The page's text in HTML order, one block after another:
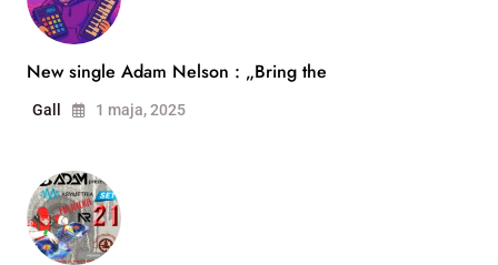
New single Adam Nelson : „Bring the
Gall 1 maja, 2025